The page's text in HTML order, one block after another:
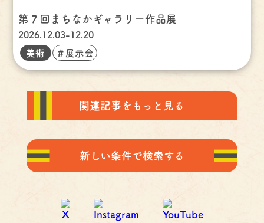
第７回まちなかギャラリー作品展
2026.12.03-12.20
美術 ＃展示会
関連記事をもっと見る
新しい条件で検索する